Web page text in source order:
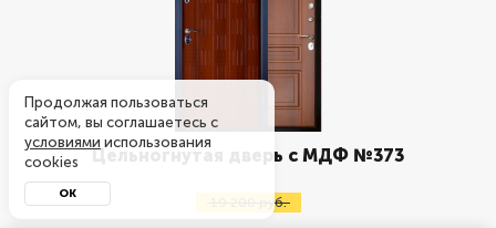
Цельногнутая дверь с МДФ №373
19 200 руб.
Продолжая пользоваться
сайтом, вы соглашаетесь с
условиями использования
cookies
ОК